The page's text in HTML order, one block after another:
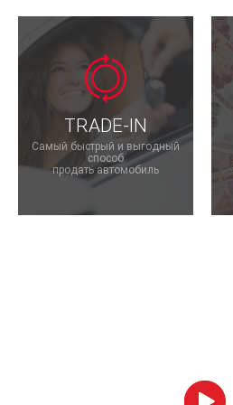
TRADE-IN
Самый быстрый и выгодный
способ
продать автомобиль